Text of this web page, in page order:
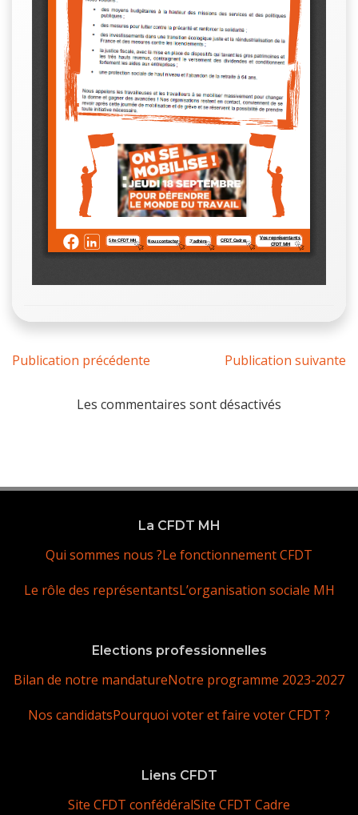
Publication précédente Publication suivante
Les commentaires sont désactivés
La CFDT MH
Qui sommes nous ?Le fonctionnement CFDT
Le rôle des représentantsL’organisation sociale MH
Elections professionnelles
Bilan de notre mandatureNotre programme 2023-2027
Nos candidatsPourquoi voter et faire voter CFDT ?
Liens CFDT
Site CFDT confédéralSite CFDT Cadre